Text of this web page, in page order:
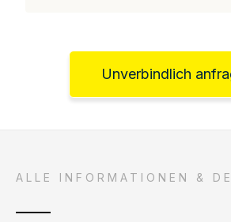
Unverbindlich
ALLE INFORMATIONEN &